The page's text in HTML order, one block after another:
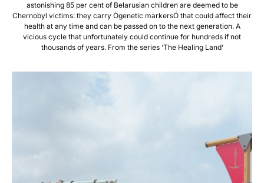
astonishing 85 per cent of Belarusian children are deemed to be
Chernobyl victims: they carry Ògenetic markersÓ that could affect their
health at any time and can be passed on to the next generation. A
vicious cycle that unfortunately could continue for hundreds if not
thousands of years. From the series ‘The Healing Land’